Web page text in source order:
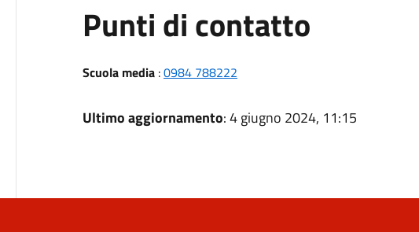
Punti di contatto
Scuola media:0984 788222
Ultimo aggiornamento: 4 giugno 2024, 11:15